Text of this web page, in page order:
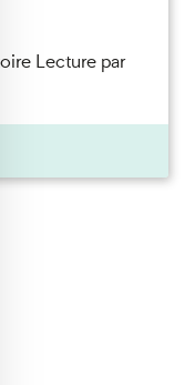
Lecture par